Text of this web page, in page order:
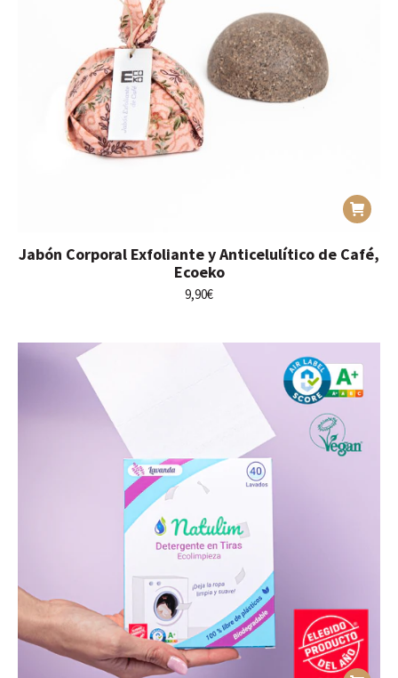
Jabón Corporal Exfoliante y Anticelulítico de Café,
Ecoeko
9,90€